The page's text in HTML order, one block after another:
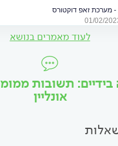
- מערכת זאפ דוקטורס
לעוד מאמרים בנושא
תשובות
אונליין